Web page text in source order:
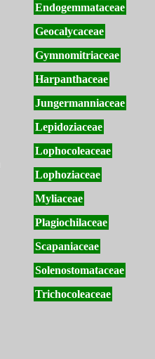
Endogemmataceae
Geocalycaceae
Gymnomitriaceae
Harpanthaceae
Jungermanniaceae
Lepidoziaceae
Lophocoleaceae
Lophoziaceae
Myliaceae
Plagiochilaceae
Scapaniaceae
Solenostomataceae
Trichocoleaceae